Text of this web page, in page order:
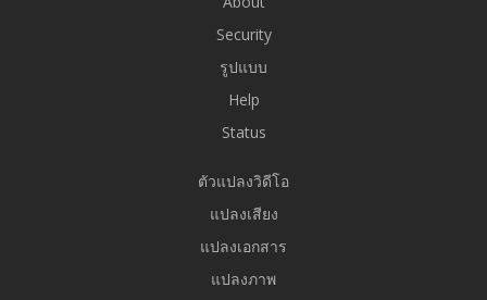
Security
รูปแบบ
Help
Status
ตัวแปลงวิดีโอ
แปลงเสียง
แปลงเอกสาร
แปลงภาพ